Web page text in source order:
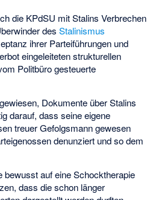
die KPdSU mit Stalins Verbrechen
desStalinismus
ihrer Parteiführungen und
eingeleiteten strukturellen
Politbüro gesteuerte
Dokumente über Stalins
darauf, dass seine eigene
treuer Gefolgsmann gewesen
denunziert und so dem
bewusst auf eine Schocktherapie
dass die schon länger